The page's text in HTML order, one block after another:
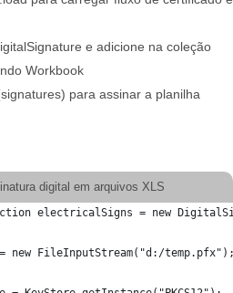
e adicione na coleção
Workbook
para assinar a planilha
digital em arquivos XLS
electricalSigns = new
new FileInputStream("d:/